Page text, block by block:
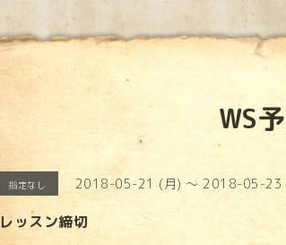
WS
指定なし 2018-05-21 (月) ～ 2018-05-23
レッスン締切